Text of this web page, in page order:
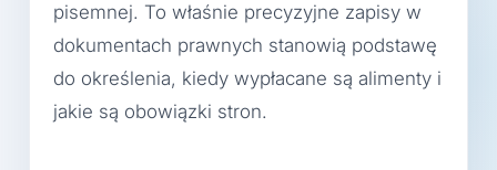
pisemnej. To właśnie precyzyjne zapisy w
dokumentach prawnych stanowią podstawę
do określenia, kiedy wypłacane są alimenty i
jakie są obowiązki stron.